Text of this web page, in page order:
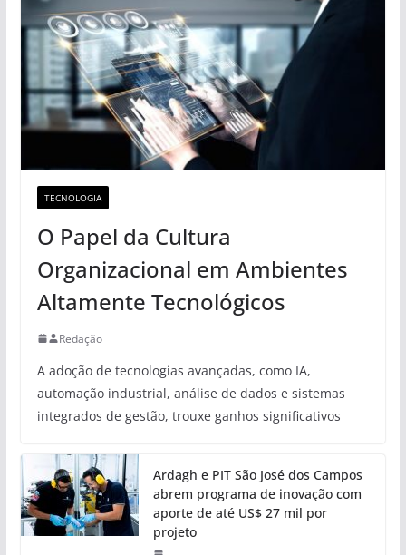
TECNOLOGIA
O Papel da Cultura
Organizacional em Ambientes
Altamente Tecnológicos
Redação
A adoção de tecnologias avançadas, como IA,
automação industrial, análise de dados e sistemas
integrados de gestão, trouxe ganhos significativos
Ardagh e PIT São José dos Campos
abrem programa de inovação com
aporte de até US$ 27 mil por
projeto